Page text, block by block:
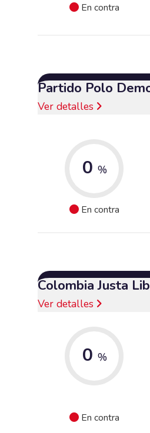
En contra
Partido Polo
Ver detalles
0 %
En contra
Colombia Justa
Ver detalles
0 %
En contra